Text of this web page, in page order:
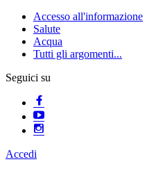
Accesso all'informazione
Salute
Acqua
Tutti gli argomenti...
Seguici su
Accedi